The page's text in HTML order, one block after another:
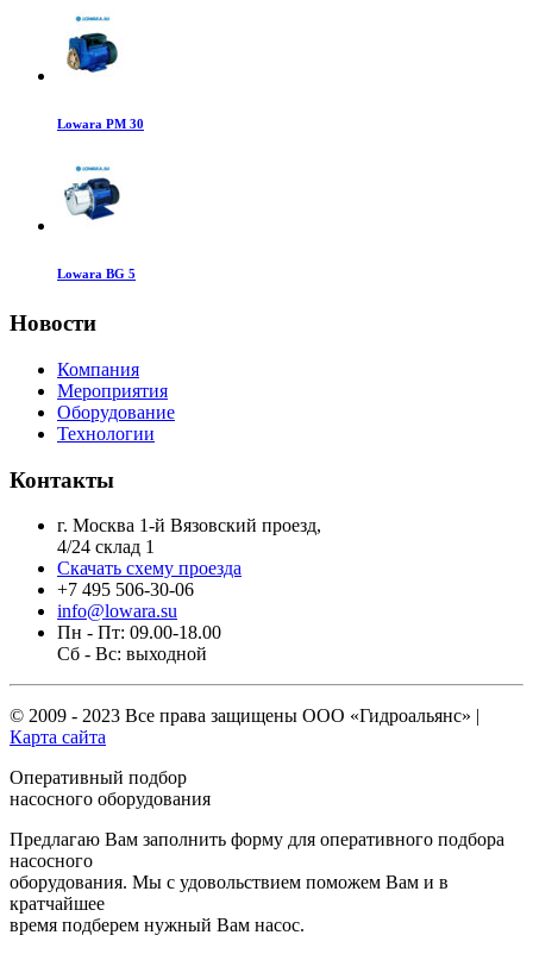
Lowara PM 30
Lowara BG 5
Новости
Компания
Мероприятия
Оборудование
Технологии
Контакты
г. Москва 1-й Вязовский проезд,
4/24 склад 1
Скачать схему проезда
+7 495 506-30-06
info@lowara.su
Пн - Пт: 09.00-18.00
Сб - Вс: выходной
© 2009 - 2023 Все права защищены ООО «Гидроальянс» |
Карта сайта
Оперативный подбор
насосного оборудования
Предлагаю Вам заполнить форму для оперативного подбора
насосного
оборудования. Мы с удовольствием поможем Вам и в
кратчайшее
время подберем нужный Вам насос.